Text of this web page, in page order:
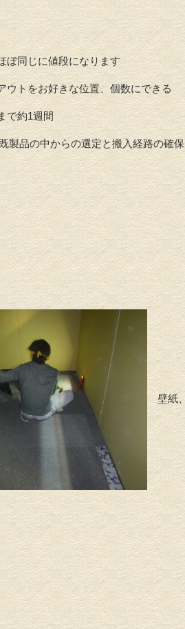
ぼ同じに値段になります
トをお好きな位置、個数にできる
約1週間
品の中からの選定と搬入経路の確
壁紙
物品販売